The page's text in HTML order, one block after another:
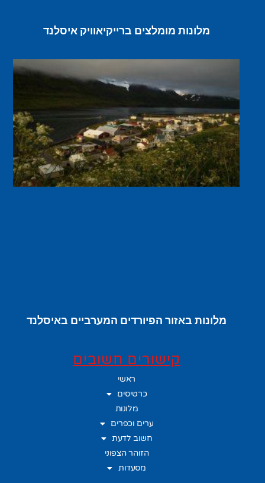
מלונות מומלצים ברייקיאוויק איסלנד
מלונות באזור הפיורדים המערביים באיסלנד
קישורים חשובים
ראשי
כרטיסים
מלונות
ערים וכפרים
חשוב לדעת
הזוהר הצפוני
מסעדות